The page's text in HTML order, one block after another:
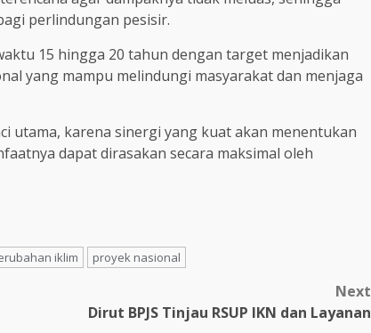
perlindungan pesisir.
15 hingga 20 tahun dengan target menjadikan
yang mampu melindungi masyarakat dan menjaga
utama, karena sinergi yang kuat akan menentukan
dapat dirasakan secara maksimal oleh
iklim proyek nasional
Next
Dirut BPJS Tinjau RSUP IKN dan Layanan